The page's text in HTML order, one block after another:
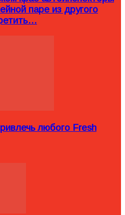
паре из другого
любого Fresh